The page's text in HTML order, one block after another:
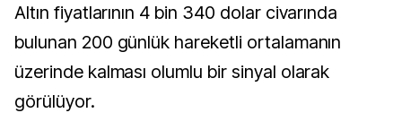
Altın fiyatlarının 4 bin 340 dolar civarında
bulunan 200 günlük hareketli ortalamanın
üzerinde kalması olumlu bir sinyal olarak
görülüyor.